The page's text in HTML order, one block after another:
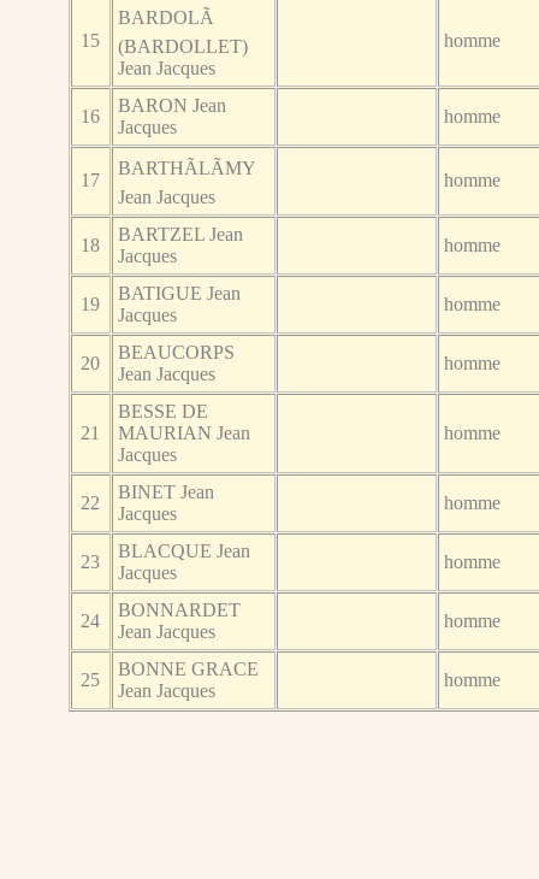
15
BARDOLÃ
(BARDOLLET)
Jean Jacques
homme
16
BARON Jean
Jacques
homme
17
BARTHÃLÃMY
Jean Jacques
homme
18
BARTZEL Jean
Jacques
homme
19
BATIGUE Jean
Jacques
homme
20
BEAUCORPS
Jean Jacques
homme
21
BESSE DE
MAURIAN Jean
Jacques
homme
22
BINET Jean
Jacques
homme
23
BLACQUE Jean
Jacques
homme
24
BONNARDET
Jean Jacques
homme
25
BONNE GRACE
Jean Jacques
homme